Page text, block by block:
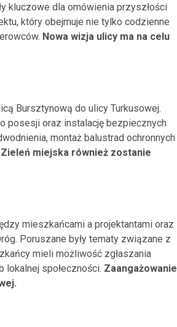
kluczowe dla omówienia przyszłości
który obejmuje nie tylko codzienne
Nowa wizja ulicy ma na celu
Bursztynową do ulicy Turkusowej.
posesji oraz instalację bezpiecznych
montaż balustrad ochronnych
Zieleń miejska również zostanie
mieszkańcami a projektantami oraz
Poruszane były tematy związane z
mieli możliwość zgłaszania
społeczności. Zaangażowanie